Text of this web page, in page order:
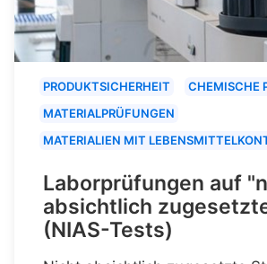
PRODUKTSICHERHEIT
CHEMISCHE
MATERIALPRÜFUNGEN
MATERIALIEN MIT
Laborprüfungen auf
absichtlich
(NIAS-Tests)